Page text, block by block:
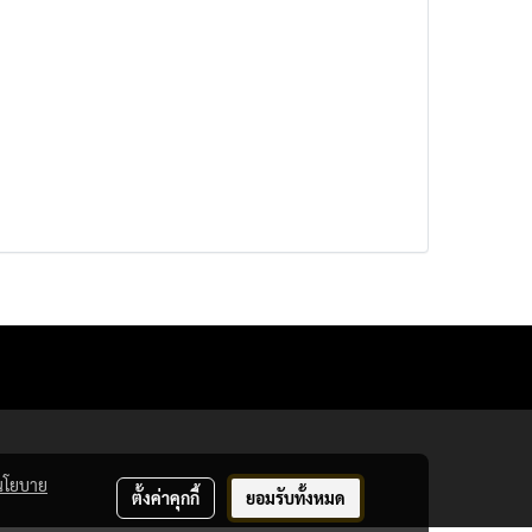
ยบาย
ตั้งค่าคุกกี้ ยอมรับทั้งหมด